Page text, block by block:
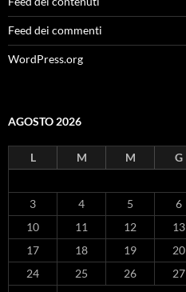
Feed dei commenti
WordPress.org
AGOSTO 2026
L M M G
3
4 5 6
10
11 12 13
17
18 19 20
24
25 26 27